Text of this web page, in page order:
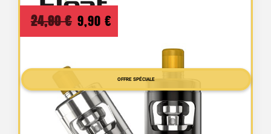
OFFRE SPÉCIALE
24,90€ Le
prix
initial
24,90 €.
9,90 €
prix
actuel
est :
9,90 €.